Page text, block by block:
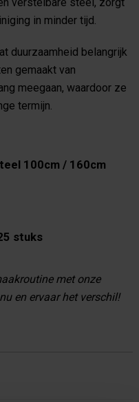
in minder tijd.
duurzaamheid belangrijk
gemaakt van
meegaan, waardoor ze
termijn.
100cm / 160cm
stuks
met onze
en ervaar het verschil!